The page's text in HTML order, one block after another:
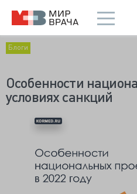
Блоги
Особенности
условиях санкций